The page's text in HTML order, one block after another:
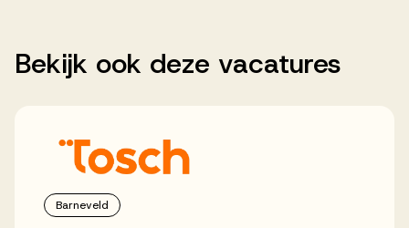
Bekijk ook deze vacatures
Barneveld